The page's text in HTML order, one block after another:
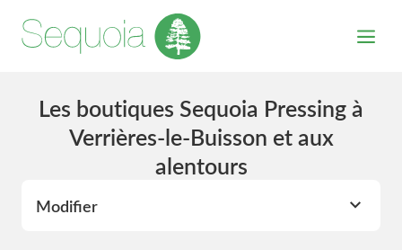
Les boutiques Sequoia Pressing à
Verrières-le-Buisson et aux
alentours
Modifier